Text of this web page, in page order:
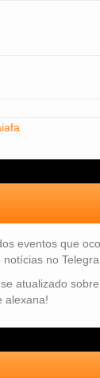
eventos que
no
atualizado
alexana!